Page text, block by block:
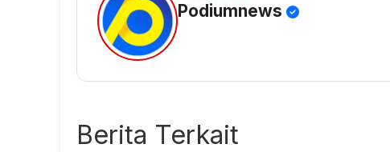
Podiumnews
Berita Terkait